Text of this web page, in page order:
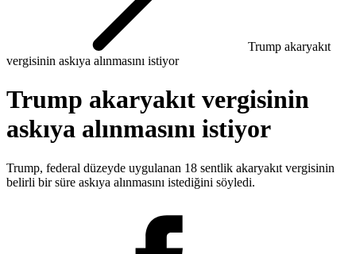
Trump akaryakıt
vergisinin askıya alınmasını istiyor
Trump akaryakıt vergisinin
askıya alınmasını istiyor
Trump, federal düzeyde uygulanan 18 sentlik akaryakıt vergisinin
belirli bir süre askıya alınmasını istediğini söyledi.